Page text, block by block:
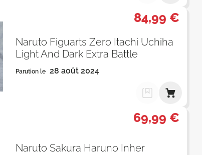
84,99 €
Naruto Figuarts Zero Itachi Uchiha
Light And Dark Extra Battle
Parution le 28 août 2024
69,99 €
Naruto Sakura Haruno Inher